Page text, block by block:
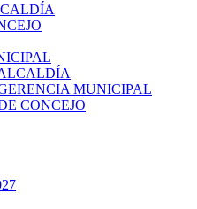
MUNICIPAL
CONCEJO